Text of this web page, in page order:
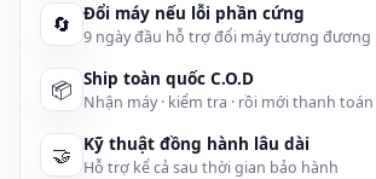
Như mình đã nói ở trên, có rất nhiều nguyên nhân
là một số lỗi thường gặp nhất như:
Chưa bật tính năng phát Wifi trên Laptop.
Máy tính chưa có driver Wifi hoặc driver Wifi đã
không được ổn định.
🔄 Đổi máy nếu lỗi phần cứng
9 ngày đầu hỗ trợ đổi máy tương đương
📦 Ship toàn quốc C.O.D
Nhận máy · kiểm tra · rồi mới thanh toán
🤝 Kỹ thuật đồng hành lâu dài
Hỗ trợ kể cả sau thời gian bảo hành